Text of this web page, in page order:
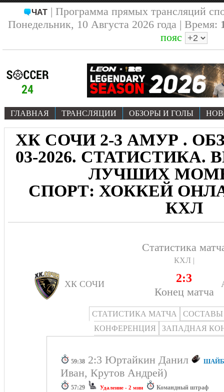
ЧАТ| Программа прямых трансляций
Понедельник, 10 Августа 2026 года | Время:
пояс
ГЛАВНАЯ ТРАНСЛЯЦИИ ОБЗОРЫ И ГОЛЫ
ХК СОЧИ 2-3 АМУР .
03-2026. СТАТИСТИКА.
ЛУЧШИХ
СПОРТ: ХОККЕЙ
КХЛ
Статистика
КХЛ |
ХК СОЧИ 2:3
Конец матча
СТАТИСТИКА МАТЧА
СОСТАВЫ
КОНФЕРЕНЦИЯ
ЗАПАДНАЯ
59:38 2:3 Юртайкин Данил
Иван, Крутов Андрей)
57:29 Удаление - 2 мин
Командный штраф